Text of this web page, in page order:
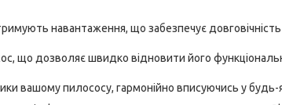
навантаження, що забезпечує довговічність
що дозволяє швидко відновити його
вашому пилососу, гармонійно вписуючись у будь-